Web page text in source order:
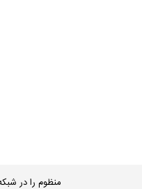
منظوم را در